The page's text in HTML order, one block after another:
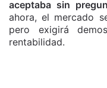
aceptaba sin
ahora, el mercado
pero exigirá
rentabilidad.